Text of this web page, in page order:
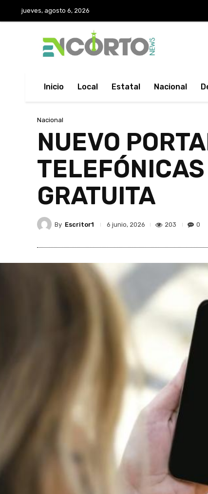
jueves, agosto 6, 2026
Inicio Local Estatal Nacional
Nacional
NUEVO
GRATUITA
By Escritor1 6 junio, 2026 203 0